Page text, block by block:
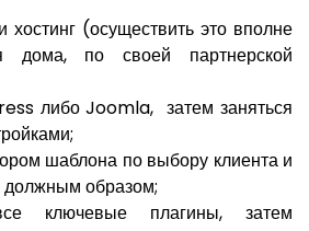
хостинг (осуществить это вполне
дома, по своей партнерской
либо Joomla, затем заняться
шаблона по выбору клиента и
должным образом;
ключевые плагины, затем